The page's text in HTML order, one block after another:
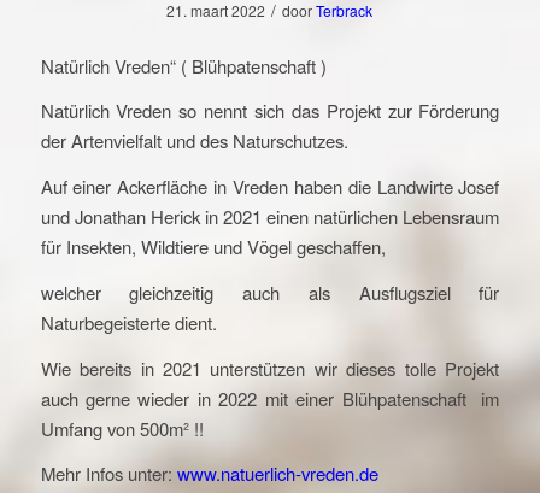
21. maart 2022 / doorTerbrack
Natürlich Vreden“ ( Blühpatenschaft )
Natürlich Vreden so nennt sich das Projekt zur Förderung
der Artenvielfalt und des Naturschutzes.
Auf einer Ackerfläche in Vreden haben die Landwirte Josef
und Jonathan Herick in 2021 einen natürlichen Lebensraum
für Insekten, Wildtiere und Vögel geschaffen,
welcher gleichzeitig auch als Ausflugsziel für
Naturbegeisterte dient.
Wie bereits in 2021 unterstützen wir dieses tolle Projekt
auch gerne wieder in 2022 mit einer Blühpatenschaft im
Umfang von 500m² !!
Mehr Infos unter: www.natuerlich-vreden.de